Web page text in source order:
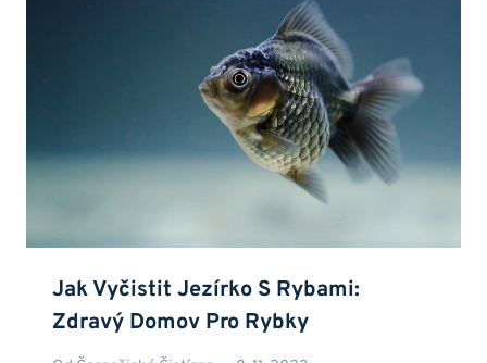
Jak Vyčistit Jezírko S Rybami:
Zdravý Domov Pro Rybky